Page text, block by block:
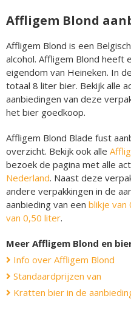
Affligem Blond
Affligem Blond is een
alcohol. Affligem Blond heeft
eigendom van Heineken. In
totaal 8 liter bier. Bekijk alle
aanbiedingen van deze
het bier goedkoop.
Affligem Blond Blade fust
overzicht. Bekijk ook alle
bezoek de pagina met alle
Nederland. Naast deze
andere verpakkingen in de
aanbieding van een blikje van
van 0,50 liter.
Meer Affligem Blond en
Info over Affligem Blond
Standaardprijzen van
Kratten bier in de